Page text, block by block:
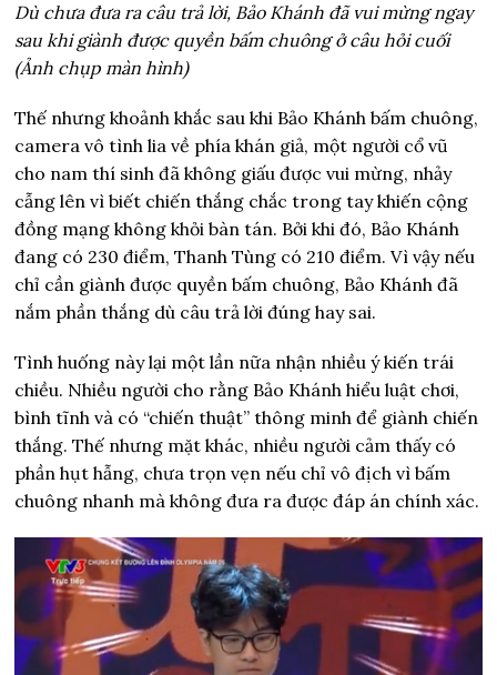
Dù chưa đưa ra câu trả lời, Bảo Khánh đã vui mừng ngay
sau khi giành được quyền bấm chuông ở câu hỏi cuối
(Ảnh chụp màn hình)
Thế nhưng khoảnh khắc sau khi Bảo Khánh bấm chuông,
camera vô tình lia về phía khán giả, một người cổ vũ
cho nam thí sinh đã không giấu được vui mừng, nhảy
cẫng lên vì biết chiến thắng chắc trong tay khiến cộng
đồng mạng không khỏi bàn tán. Bởi khi đó, Bảo Khánh
đang có 230 điểm, Thanh Tùng có 210 điểm. Vì vậy nếu
chỉ cần giành được quyền bấm chuông, Bảo Khánh đã
nắm phần thắng dù câu trả lời đúng hay sai.
Tình huống này lại một lần nữa nhận nhiều ý kiến trái
chiều. Nhiều người cho rằng Bảo Khánh hiểu luật chơi,
bình tĩnh và có “chiến thuật” thông minh để giành chiến
thắng. Thế nhưng mặt khác, nhiều người cảm thấy có
phần hụt hẫng, chưa trọn vẹn nếu chỉ vô địch vì bấm
chuông nhanh mà không đưa ra được đáp án chính xác.